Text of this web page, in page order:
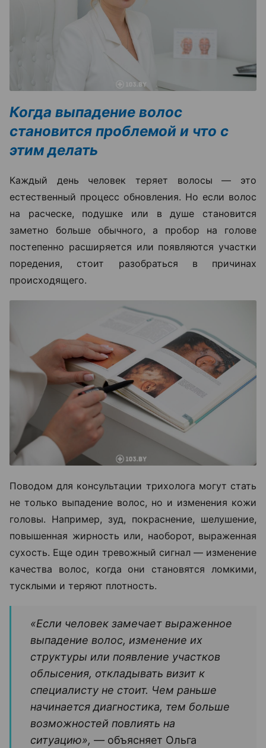
Когда выпадение волос
становится проблемой и что с
этим делать
Каждый день человек теряет волосы — это
естественный процесс обновления. Но если волос
на расческе, подушке или в душе становится
заметно больше обычного, а пробор на голове
постепенно расширяется или появляются участки
поредения, стоит разобраться в причинах
происходящего.
Поводом для консультации трихолога могут стать
не только выпадение волос, но и изменения кожи
головы. Например, зуд, покраснение, шелушение,
повышенная жирность или, наоборот, выраженная
сухость. Еще один тревожный сигнал — изменение
качества волос, когда они становятся ломкими,
тусклыми и теряют плотность.
«Если человек замечает выраженное
выпадение волос, изменение их
структуры или появление участков
облысения, откладывать визит к
специалисту не стоит. Чем раньше
начинается диагностика, тем больше
возможностей повлиять на
ситуацию», — объясняет Ольга